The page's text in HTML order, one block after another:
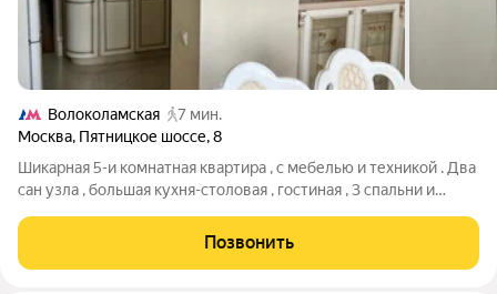
Волоколамская
7 мин.
Москва, Пятницкое шоссе,8
Шикарная 5-и комнатная квартира , с мебелью и техникой . Два
сан узла , большая кухня-столовая , гостиная , 3 спальни и
сигнализация. Шикарное расположение, все в пешей
доступности . До метро
Позвонить